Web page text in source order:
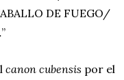
DE FUEGO/
canon cubensis por el